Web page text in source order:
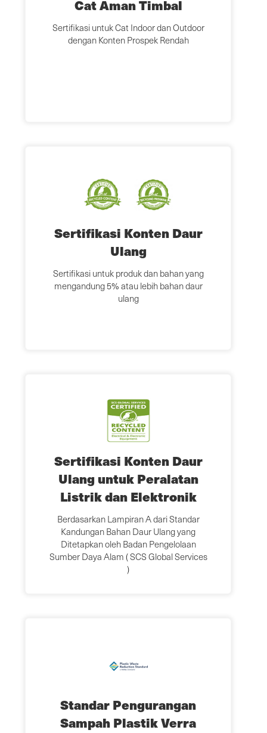
Cat Aman Timbal
Sertifikasi untuk Cat Indoor dan Outdoor
dengan Konten Prospek Rendah
Sertifikasi Konten Daur
Ulang
Sertifikasi untuk produk dan bahan yang
mengandung 5% atau lebih bahan daur
ulang
Sertifikasi Konten Daur
Ulang untuk Peralatan
Listrik dan Elektronik
Berdasarkan Lampiran A dari Standar
Kandungan Bahan Daur Ulang yang
Ditetapkan oleh Badan Pengelolaan
Sumber Daya Alam ( SCS Global Services
)
Standar Pengurangan
Sampah Plastik Verra